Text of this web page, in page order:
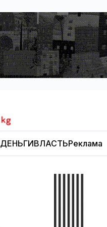
ДЕНЬГИВЛАСТЬРеклама